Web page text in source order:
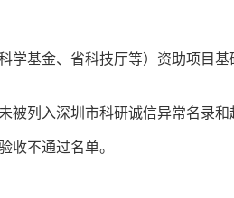
基金、省科技厅等）资助项目基
列入深圳市科研诚信异常名录和
不通过名单。